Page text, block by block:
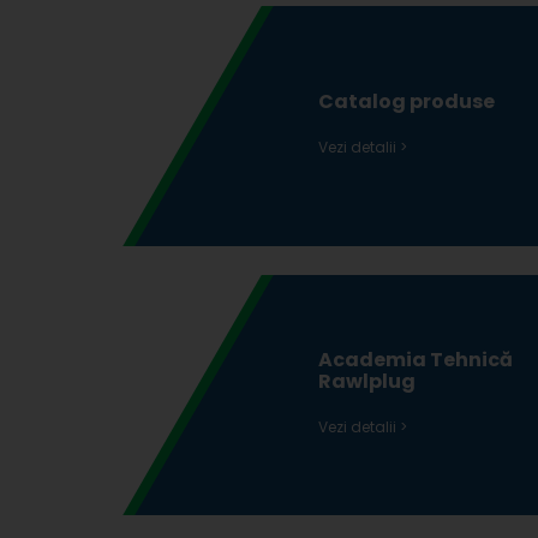
Catalog produse
Vezi detalii >
Academia Tehnică
Rawlplug
Vezi detalii >